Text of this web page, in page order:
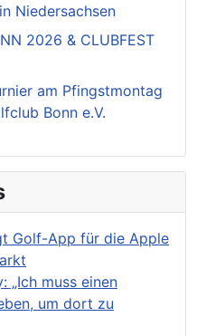
Niedersachsen
2026 & CLUBFEST
am Pfingstmontag
Bonn e.V.
Golf-App für die Apple
„Ich muss einen
um dort zu